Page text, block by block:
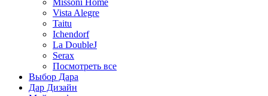
Missoni Home
Vista Alegre
Taitu
Ichendorf
La DoubleJ
Serax
Посмотреть все
Выбор Дара
Дар Дизайн